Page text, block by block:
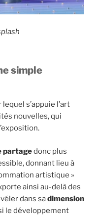
simple
s’appuie l’art
nouvelles, qui
partagedonc plus
donnant lieu à
artistique »
ainsi au-delà des
dans sadimension
le développement